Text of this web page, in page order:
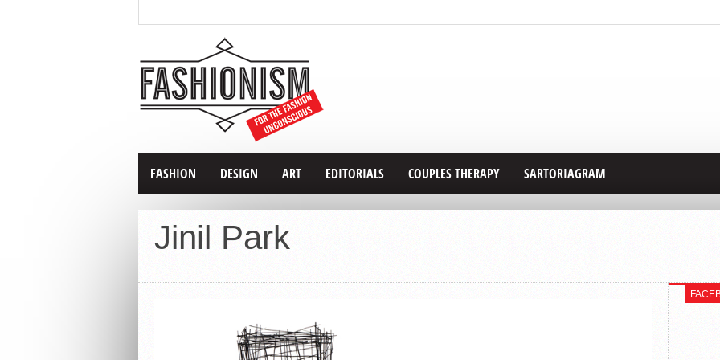
FASHION DESIGN ART EDITORIALS COUPLES THERAPY SARTORIAGRAM
Jinil Park